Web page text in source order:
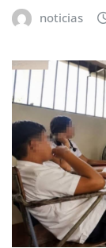
noticias